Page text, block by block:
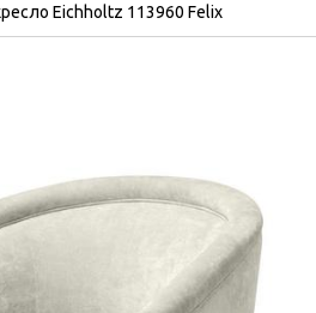
Eichholtz 113960 Felix